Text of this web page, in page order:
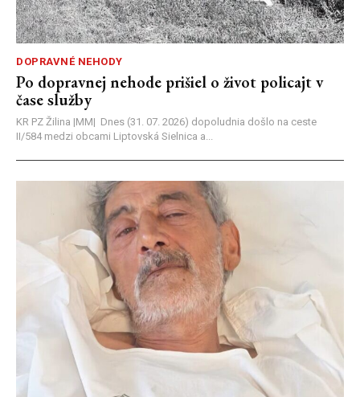
DOPRAVNÉ NEHODY
Po dopravnej nehode prišiel o život policajt v
čase služby
KR PZ Žilina |MM| Dnes (31. 07. 2026) dopoludnia došlo na ceste
II/584 medzi obcami Liptovská Sielnica a...